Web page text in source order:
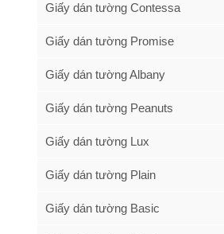
Giấy dán tường Contessa
Giấy dán tường Promise
Giấy dán tường Albany
Giấy dán tường Peanuts
Giấy dán tường Lux
Giấy dán tường Plain
Giấy dán tường Basic